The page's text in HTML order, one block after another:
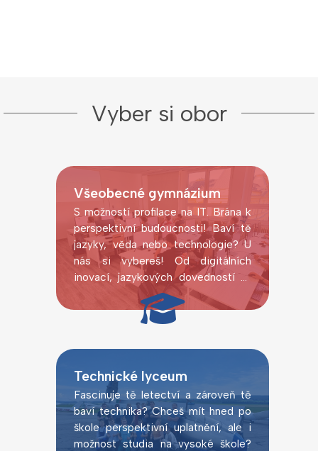
Vyber si obor
Všeobecné gymnázium
S možností profilace na IT. Brána k
perspektivní budoucnosti! Baví tě
jazyky, věda nebo technologie? U
nás si vybereš! Od digitálních
inovací, jazykových dovedností až
po laboratorní pokusy.
Technické lyceum
Fascinuje tě letectví a zároveň tě
baví technika? Chceš mít hned po
škole perspektivní uplatnění, ale i
možnost studia na vysoké škole?